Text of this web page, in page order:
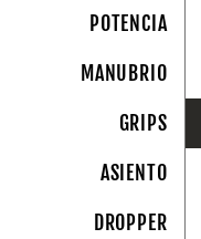
POTENCIA
MANUBRIO
GRIPS
ASIENTO
DROPPER